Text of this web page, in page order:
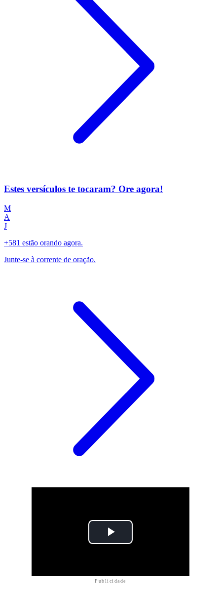
Estes versículos te tocaram? Ore agora!
M
A
J
+581 estão orando agora.
Junte-se à corrente de oração.
Publicidade